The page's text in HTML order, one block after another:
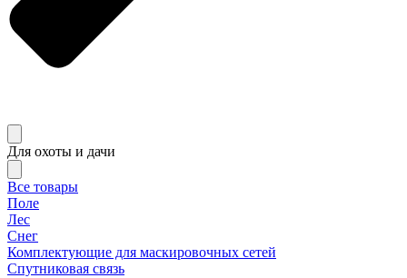
Для охоты и дачи
Все товары
Поле
Лес
Снег
Комплектующие для маскировочных сетей
Спутниковая связь